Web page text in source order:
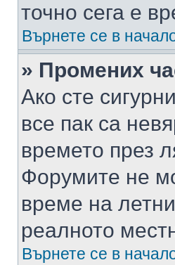
точно сега е
Върнете се в
» Промених
Ако сте
все пак са
времето през
Форумите не
време на
реалното
Върнете се в